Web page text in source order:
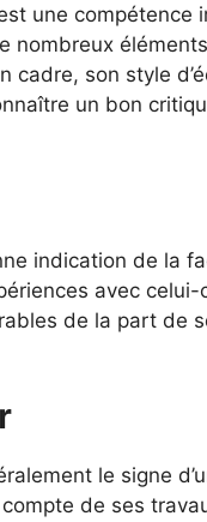
une compétence
cadre, son style
un bon
indication de la
avec celui-
de la part de
le signe
de ses